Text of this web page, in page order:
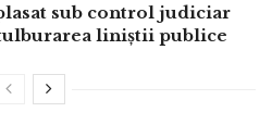
sub control judiciar
liniștii publice